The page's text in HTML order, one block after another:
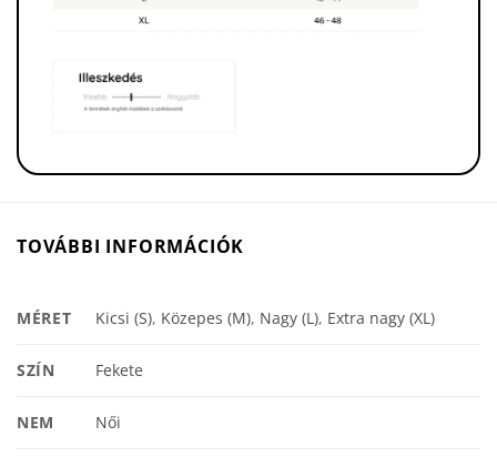
TOVÁBBI INFORMÁCIÓK
MÉRET Kicsi (S), Közepes (M), Nagy (L), Extra nagy (XL)
SZÍN Fekete
NEM Női